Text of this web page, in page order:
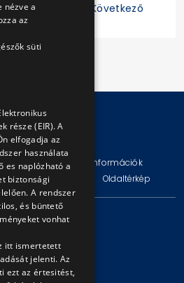
10 Következő
2026 BKV Zrt.
Technikai információk
Oldaltérkép
Pf. 11.
u. 15.
461-65-00
nézve a
az
süti
része (EIR). A
elfogadja az
használata
es naplózható a
biztonsági
A rendszer
és büntető
vonhat
itt ismertetett
jelenti. Az
ezt az értesitést,